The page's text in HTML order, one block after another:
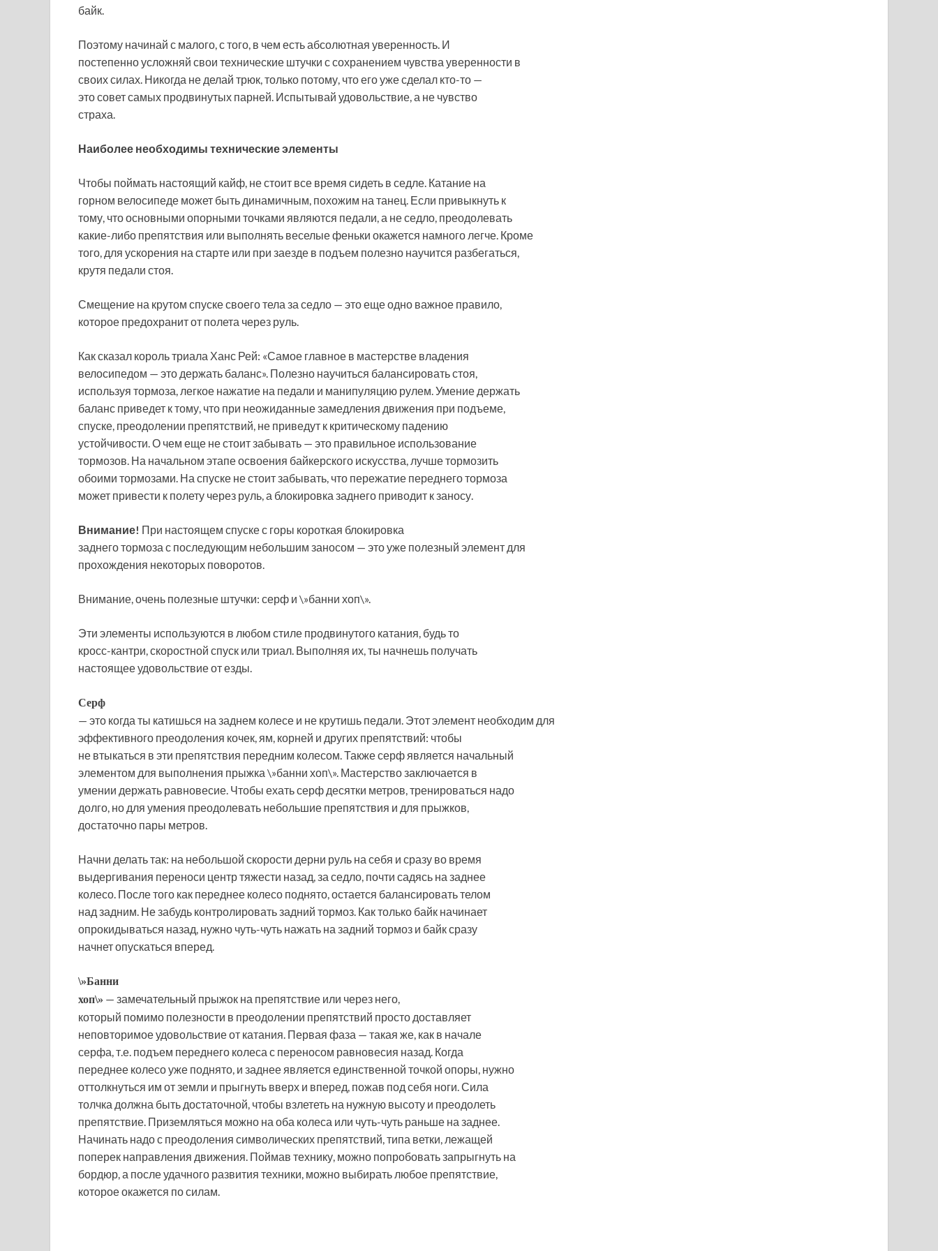
байк.
Поэтому начинай с малого, с того, в чем есть абсолютная уверенность. И
постепенно усложняй свои технические штучки с сохранением чувства уверенности в
своих силах. Никогда не делай трюк, только потому, что его уже сделал кто-то —
это совет самых продвинутых парней. Испытывай удовольствие, а не чувство
страха.
Наиболее необходимы технические элементы
Чтобы поймать настоящий кайф, не стоит все время сидеть в седле. Катание на
горном велосипеде может быть динамичным, похожим на танец. Если привыкнуть к
тому, что основными опорными точками являются педали, а не седло, преодолевать
какие-либо препятствия или выполнять веселые феньки окажется намного легче. Кроме
того, для ускорения на старте или при заезде в подъем полезно научится разбегаться,
крутя педали стоя.
Смещение на крутом спуске своего тела за седло — это еще одно важное правило,
которое предохранит от полета через руль.
Как сказал король триала Ханс Рей: «Самое главное в мастерстве владения
велосипедом — это держать баланс». Полезно научиться балансировать стоя,
используя тормоза, легкое нажатие на педали и манипуляцию рулем. Умение держать
баланс приведет к тому, что при неожиданные замедления движения при подъеме,
спуске, преодолении препятствий, не приведут к критическому падению
устойчивости. О чем еще не стоит забывать — это правильное использование
тормозов. На начальном этапе освоения байкерского искусства, лучше тормозить
обоими тормозами. На спуске не стоит забывать, что пережатие переднего тормоза
может привести к полету через руль, а блокировка заднего приводит к заносу.
Внимание! При настоящем спуске с горы короткая блокировка
заднего тормоза с последующим небольшим заносом — это уже полезный элемент для
прохождения некоторых поворотов.
Внимание, очень полезные штучки: серф и \»банни хоп\».
Эти элементы используются в любом стиле продвинутого катания, будь то
кросс-кантри, скоростной спуск или триал. Выполняя их, ты начнешь получать
настоящее удовольствие от езды.
Серф
— это когда ты катишься на заднем колесе и не крутишь педали. Этот элемент необходим для
эффективного преодоления кочек, ям, корней и других препятствий: чтобы
не втыкаться в эти препятствия передним колесом. Также серф является начальный
элементом для выполнения прыжка \»банни хоп\». Мастерство заключается в
умении держать равновесие. Чтобы ехать серф десятки метров, тренироваться надо
долго, но для умения преодолевать небольшие препятствия и для прыжков,
достаточно пары метров.
Начни делать так: на небольшой скорости дерни руль на себя и сразу во время
выдергивания переноси центр тяжести назад, за седло, почти садясь на заднее
колесо. После того как переднее колесо поднято, остается балансировать телом
над задним. Не забудь контролировать задний тормоз. Как только байк начинает
опрокидываться назад, нужно чуть-чуть нажать на задний тормоз и байк сразу
начнет опускаться вперед.
\»Банни
хоп\» — замечательный прыжок на препятствие или через него,
который помимо полезности в преодолении препятствий просто доставляет
неповторимое удовольствие от катания. Первая фаза — такая же, как в начале
серфа, т.е. подъем переднего колеса с переносом равновесия назад. Когда
переднее колесо уже поднято, и заднее является единственной точкой опоры, нужно
оттолкнуться им от земли и прыгнуть вверх и вперед, пожав под себя ноги. Сила
толчка должна быть достаточной, чтобы взлететь на нужную высоту и преодолеть
препятствие. Приземляться можно на оба колеса или чуть-чуть раньше на заднее.
Начинать надо с преодоления символических препятствий, типа ветки, лежащей
поперек направления движения. Поймав технику, можно попробовать запрыгнуть на
бордюр, а после удачного развития техники, можно выбирать любое препятствие,
которое окажется по силам.